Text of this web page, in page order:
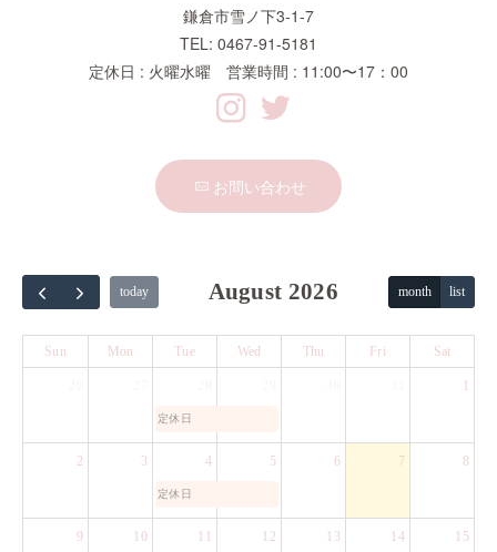
鎌倉市雪ノ下3-1-7
TEL: 0467-91-5181
定休日 : 火曜水曜 営業時間 : 11:00〜17：00
お問い合わせ
today August 2026 month list
Sun Mon Tue Wed Thu Fri Sat
定休日
1
2 3 4
定休日
5 6 7 8
9 10 11 12 13 14 15